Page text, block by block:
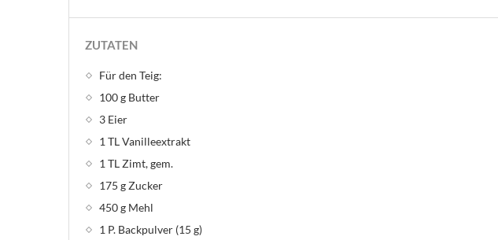
ZUTATEN
Für den Teig:
100 g Butter
3 Eier
1 TL Vanilleextrakt
1 TL Zimt, gem.
175 g Zucker
450 g Mehl
1 P. Backpulver (15 g)